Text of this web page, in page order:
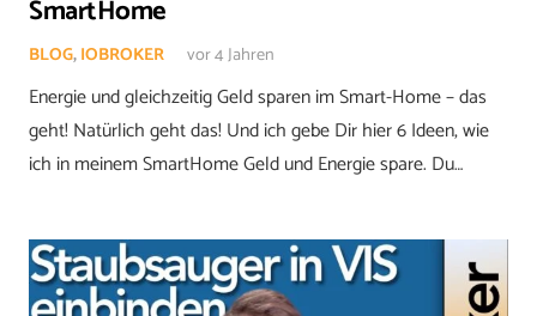
SmartHome
BLOG,IOBROKER vor 4 Jahren
Energie und gleichzeitig Geld sparen im Smart-Home – das
geht! Natürlich geht das! Und ich gebe Dir hier 6 Ideen, wie
ich in meinem SmartHome Geld und Energie spare. Du…